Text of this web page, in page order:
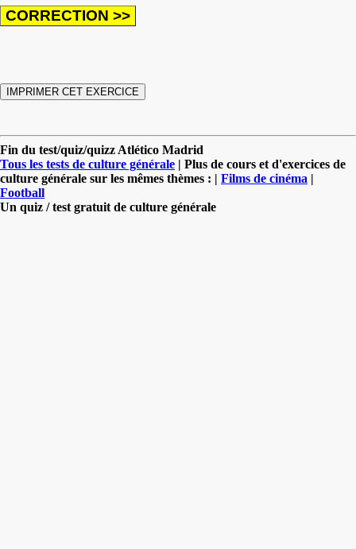
Fin du test/quiz/quizz Atlético Madrid
Tous les tests de culture générale | Plus de cours et d'exercices de
culture générale sur les mêmes thèmes : | Films de cinéma |
Football
Un quiz / test gratuit de culture générale